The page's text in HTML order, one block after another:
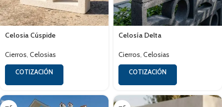
Celosia Cúspide
Cierros, Celosias
COTIZACIÓN
Celosía Delta
Cierros, Celosias
COTIZACIÓN